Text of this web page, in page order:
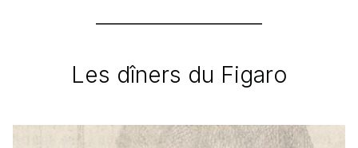
Les dîners du Figaro